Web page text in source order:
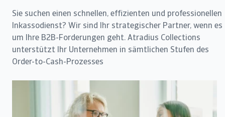
Sie suchen einen schnellen, effizienten und professionellen
Inkassodienst? Wir sind Ihr strategischer Partner, wenn es
um Ihre B2B-Forderungen geht. Atradius Collections
unterstützt Ihr Unternehmen in sämtlichen Stufen des
Order-to-Cash-Prozesses